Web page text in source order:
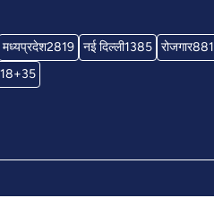
मध्यप्रदेश2819 नई दिल्ली1385 रोजगार881
18+35